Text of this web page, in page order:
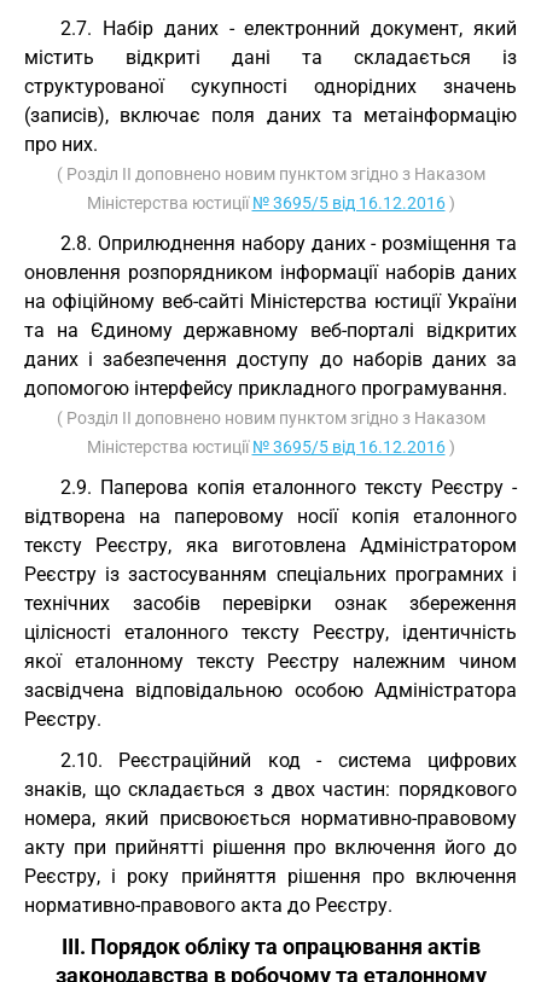
2.7. Набір даних - електронний документ, який
містить відкриті дані та складається із
структурованої сукупності однорідних значень
(записів), включає поля даних та метаінформацію
про них.
( Розділ II доповнено новим пунктом згідно з Наказом
Міністерства юстиції№ 3695/5 від 16.12.2016)
2.8. Оприлюднення набору даних - розміщення та
оновлення розпорядником інформації наборів даних
на офіційному веб-сайті Міністерства юстиції України
та на Єдиному державному веб-порталі відкритих
даних і забезпечення доступу до наборів даних за
допомогою інтерфейсу прикладного програмування.
( Розділ II доповнено новим пунктом згідно з Наказом
Міністерства юстиції№ 3695/5 від 16.12.2016)
2.9. Паперова копія еталонного тексту Реєстру -
відтворена на паперовому носії копія еталонного
тексту Реєстру, яка виготовлена Адміністратором
Реєстру із застосуванням спеціальних програмних і
технічних засобів перевірки ознак збереження
цілісності еталонного тексту Реєстру, ідентичність
якої еталонному тексту Реєстру належним чином
засвідчена відповідальною особою Адміністратора
Реєстру.
2.10. Реєстраційний код - система цифрових
знаків, що складається з двох частин: порядкового
номера, який присвоюється нормативно-правовому
акту при прийнятті рішення про включення його до
Реєстру, і року прийняття рішення про включення
нормативно-правового акта до Реєстру.
III. Порядок обліку та опрацювання актів
законодавства в робочому та еталонному